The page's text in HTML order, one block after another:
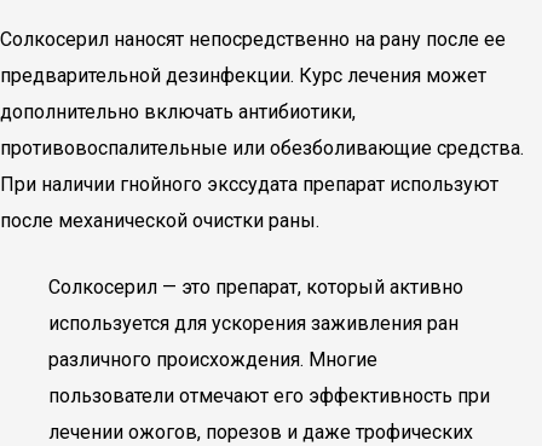
Солкосерил наносят непосредственно на рану после ее
предварительной дезинфекции. Курс лечения может
дополнительно включать антибиотики,
противовоспалительные или обезболивающие средства.
При наличии гнойного экссудата препарат используют
после механической очистки раны.
Солкосерил — это препарат, который активно
используется для ускорения заживления ран
различного происхождения. Многие
пользователи отмечают его эффективность при
лечении ожогов, порезов и даже трофических